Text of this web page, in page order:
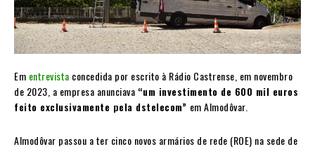
Em entrevista concedida por escrito à Rádio Castrense, em novembro
de 2023, a empresa anunciava “um investimento de 600 mil euros
feito exclusivamente pela dstelecom” em Almodôvar.
Almodôvar passou a ter cinco novos armários de rede (ROE) na sede de